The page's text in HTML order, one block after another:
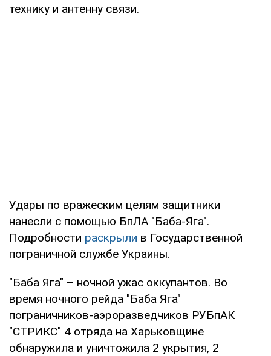
технику и антенну связи.
Удары по вражеским целям защитники
нанесли с помощью БпЛА "Баба-Яга".
Подробности раскрыли в Государственной
пограничной службе Украины.
"Баба Яга" – ночной ужас оккупантов. Во
время ночного рейда "Баба Яга"
пограничников-аэроразведчиков РУБпАК
"СТРИКС" 4 отряда на Харьковщине
обнаружила и уничтожила 2 укрытия, 2